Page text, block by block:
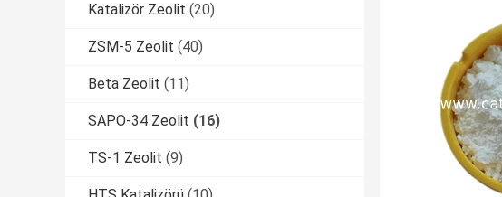
Katalizör Zeolit (20)
ZSM-5 Zeolit (40)
Beta Zeolit (11)
SAPO-34 Zeolit (16)
TS-1 Zeolit (9)